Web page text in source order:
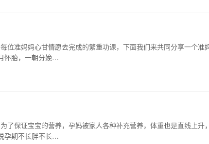
位准妈妈心甘情愿去完成的繁重功课，下面我们来共同分享一个准
怀胎，一朝分娩…
了保证宝宝的营养，孕妈被家人各种补充营养，体重也是直线上升
孕期不长胖不长…